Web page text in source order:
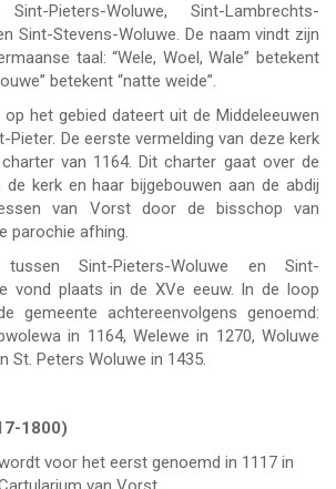
Pieters-Woluwe, Sint-Lambrechts-
Sint-Stevens-Woluwe. De naam vindt zijn
taal: “Wele, Woel, Wale” betekent
betekent “natte weide”.
het gebied dateert uit de Middeleeuwen
Pieter. De eerste vermelding van deze kerk
van 1164. Dit charter gaat over de
de kerk en haar bijgebouwen aan de abdij
van Vorst door de bisschop van
parochie afhing.
Sint-Pieters-Woluwe en Sint-
vond plaats in de XVe eeuw. In de loop
gemeente achtereenvolgens genoemd:
in 1164, Welewe in 1270, Woluwe
St. Peters Woluwe in 1435.
1800)
voor het eerst genoemd in 1117 in